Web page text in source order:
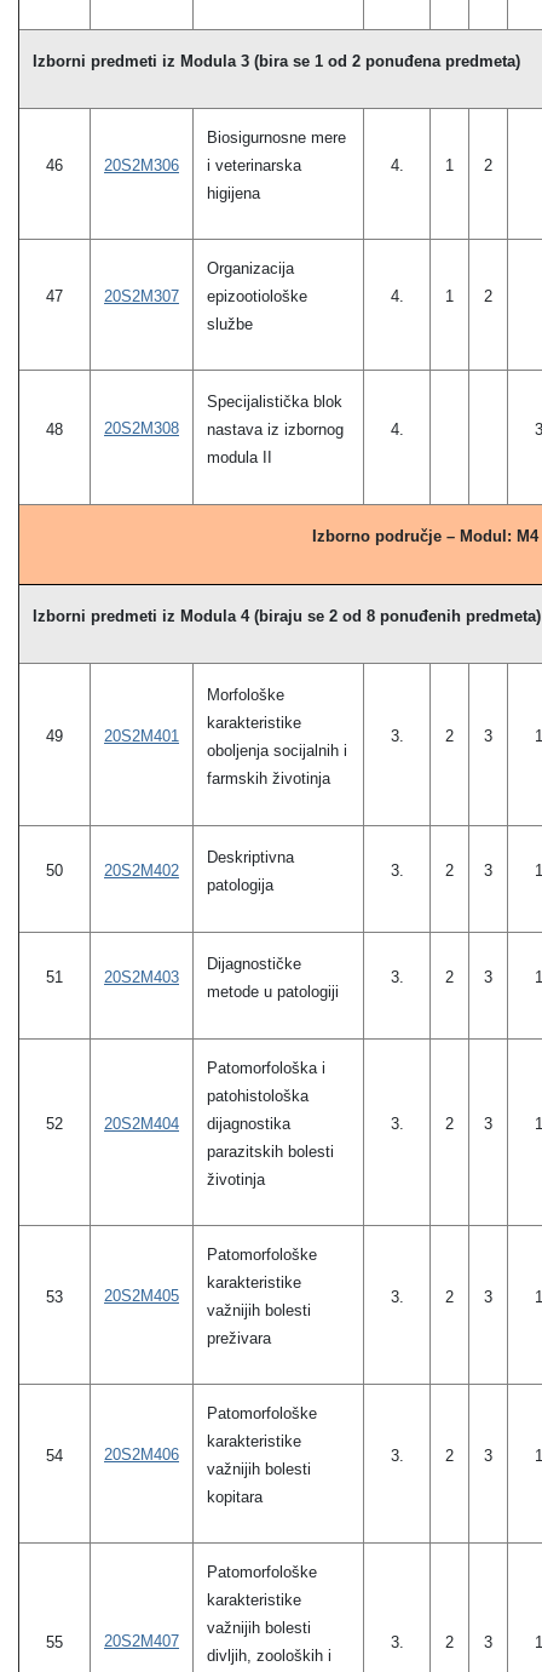
Izborni predmeti iz Modula 3 (bira se 1 od 2 ponuđena predmeta)
46 20S2M306
Biosigurnosne mere
i veterinarska
higijena
4. 1 2
47 20S2M307
Organizacija
epizootiološke
službe
4. 1 2
48 20S2M308
Specijalistička blok
nastava iz izbornog
modula II
4. 3
Izborno područje – Modul: M4
Izborni predmeti iz Modula 4 (biraju se 2 od 8 ponuđenih predmeta)
49 20S2M401
Morfološke
karakteristike
oboljenja socijalnih i
farmskih životinja
3. 2 3 1
50 20S2M402
Deskriptivna
patologija
3. 2 3 1
51 20S2M403
Dijagnostičke
metode u patologiji
3. 2 3 1
52 20S2M404
Patomorfološka i
patohistološka
dijagnostika
parazitskih bolesti
životinja
3. 2 3 1
53 20S2M405
Patomorfološke
karakteristike
važnijih bolesti
preživara
3. 2 3 1
54 20S2M406
Patomorfološke
karakteristike
važnijih bolesti
kopitara
3. 2 3 1
55 20S2M407
Patomorfološke
karakteristike
važnijih bolesti
divljih, zooloških i
3. 2 3 1